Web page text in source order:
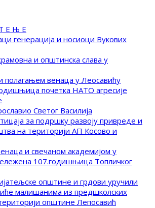
Е Њ Е
генерација и носиоци Вукових
и општинска слава у
полагањем венаца у Леосавићу
почетка НАТО агресије
Светог Василија
за подршку развоју привреде и
на територији АП Косово и
и свечаном академијом у
107.годишњица Топличког
општине и грдови уручили
малишанима из предшколских
општине Лепосавић